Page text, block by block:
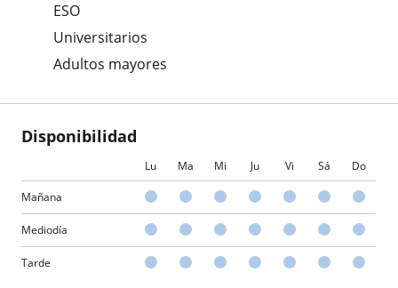
ESO
Universitarios
Adultos mayores
Disponibilidad
Lu Ma Mi Ju Vi Sá Do
Mañana
Mediodía
Tarde